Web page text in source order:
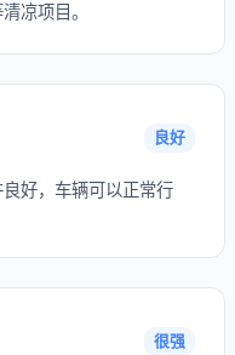
凉项目。
良好
好，车辆可以正常行
很强